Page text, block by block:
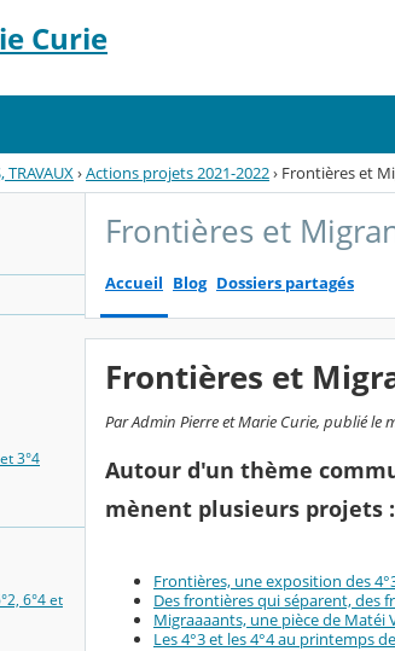
Curie
TRAVAUX›Actions projets 2021-2022› Frontières et
3°4
6°4 et
Frontières et
Accueil Blog Dossiers partagés
Frontières et
Par Admin Pierre et Marie Curie, publié le
Autour d'un thème
mènent plusieurs projets :
Frontières, une exposition des
Des frontières qui séparent, des
Migraaaants, une pièce de Matéi
Les 4°3 et les 4°4 au printemps